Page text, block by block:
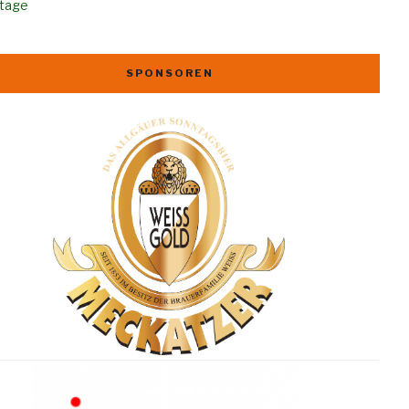
SPONSOREN